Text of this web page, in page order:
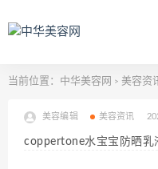
当前位置： 中华美容网 > 美容资
美容编辑 美容资讯
coppertone水宝宝防晒乳